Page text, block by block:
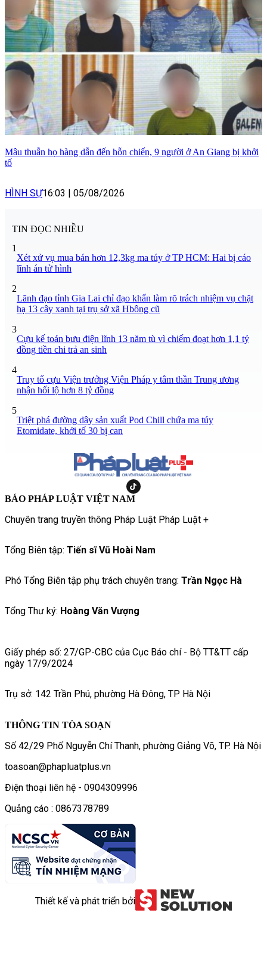
Mâu thuẫn họ hàng dẫn đến hỗn chiến, 9 người ở An Giang bị khởi
tố
HÌNH SỰ16:03 | 05/08/2026
TIN ĐỌC NHIỀU
1
Xét xử vụ mua bán hơn 12,3kg ma túy ở TP HCM: Hai bị cáo
lĩnh án tử hình
2
Lãnh đạo tỉnh Gia Lai chỉ đạo khẩn làm rõ trách nhiệm vụ chặt
hạ 13 cây xanh tại trụ sở xã Hbông cũ
3
Cựu kế toán bưu điện lĩnh 13 năm tù vì chiếm đoạt hơn 1,1 tỷ
đồng tiền chi trả an sinh
4
Truy tố cựu Viện trưởng Viện Pháp y tâm thần Trung ương
nhận hối lộ hơn 8 tỷ đồng
5
Triệt phá đường dây sản xuất Pod Chill chứa ma túy
Etomidate, khởi tố 30 bị can
BÁO PHÁP LUẬT VIỆT NAM
Chuyên trang truyền thông Pháp Luật Pháp Luật +
Tổng Biên tập: Tiến sĩ Vũ Hoài Nam
Phó Tổng Biên tập phụ trách chuyên trang: Trần Ngọc Hà
Tổng Thư ký: Hoàng Văn Vượng
Giấy phép số: 27/GP-CBC của Cục Báo chí - Bộ TT&TT cấp
ngày 17/9/2024
Trụ sở: 142 Trần Phú, phường Hà Đông, TP Hà Nội
THÔNG TIN TÒA SOẠN
Số 42/29 Phố Nguyễn Chí Thanh, phường Giảng Võ, TP. Hà Nội
toasoan@phapluatplus.vn
Điện thoại liên hệ - 0904309996
Quảng cáo : 0867378789
Thiết kế và phát triển bởi